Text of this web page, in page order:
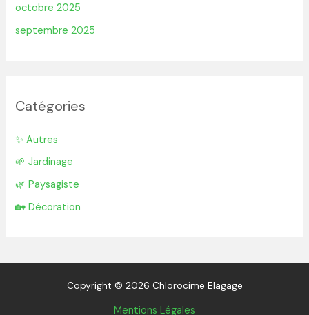
octobre 2025
septembre 2025
Catégories
✨ Autres
🌱 Jardinage
🌿 Paysagiste
🏡 Décoration
Copyright © 2026 Chlorocime Elagage
Mentions Légales